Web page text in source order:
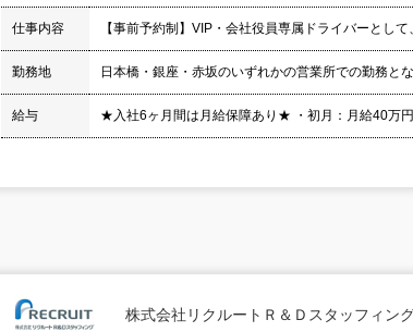
仕事内容 【事前予約制】VIP・会社役員専属ドライバーとし
勤務地 日本橋・銀座・赤坂のいずれかの営業所での勤務とな
給与 ★入社6ヶ月間は月給保障あり★ ・初月：月給40万
株式会社リクルートＲ＆Ｄスタッフィン